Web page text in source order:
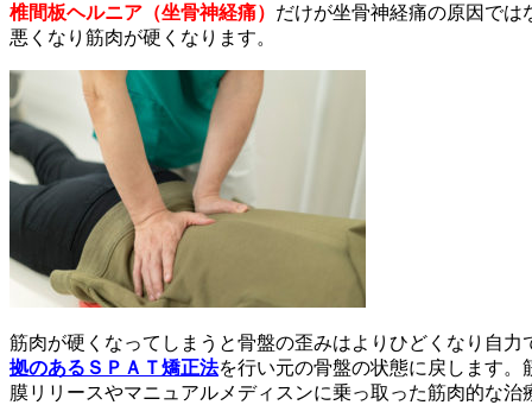
椎間板ヘルニア（坐骨神経痛） だけが坐骨神経痛の原因で
悪くなり筋肉が硬くなります。
筋肉が硬くなってしまうと骨盤の歪みはよりひどくなり自
拠のあるＳＰＡＴ矯正法を行い元の骨盤の状態に戻します
膜リリースやマニュアルメディスンに乗っ取った筋肉的な治